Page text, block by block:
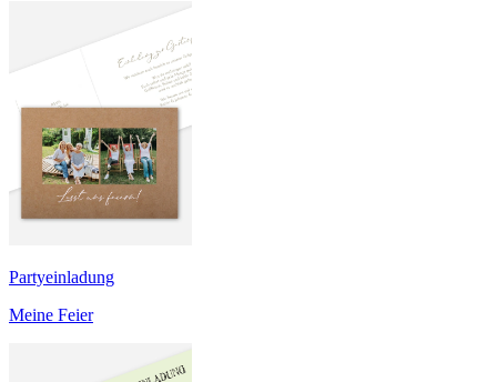
Partyeinladung
Meine Feier